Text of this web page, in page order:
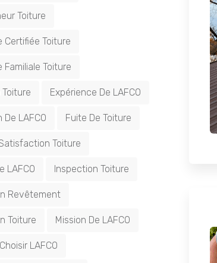
Toiture
Certifiée Toiture
Familiale Toiture
Expérience De LAFCO
LAFCO Fuite De Toiture
Toiture
LAFCO Inspection Toiture
Revêtement
Toiture Mission De LAFCO
LAFCO